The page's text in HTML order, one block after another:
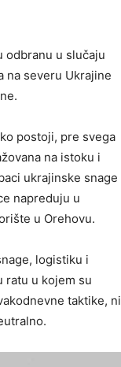
odbranu u slučaju
na severu Ukrajine
postoji, pre svega
na istoku i
ukrajinske snage
napreduju u
u Orehovu.
logistiku i
ratu u kojem su
taktike, ni